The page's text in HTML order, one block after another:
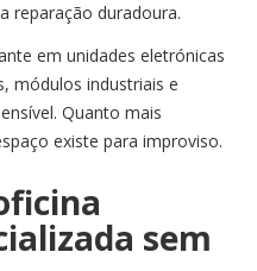
reparação duradoura.
em unidades eletrónicas
módulos industriais e
Quanto mais
existe para improviso.
sem